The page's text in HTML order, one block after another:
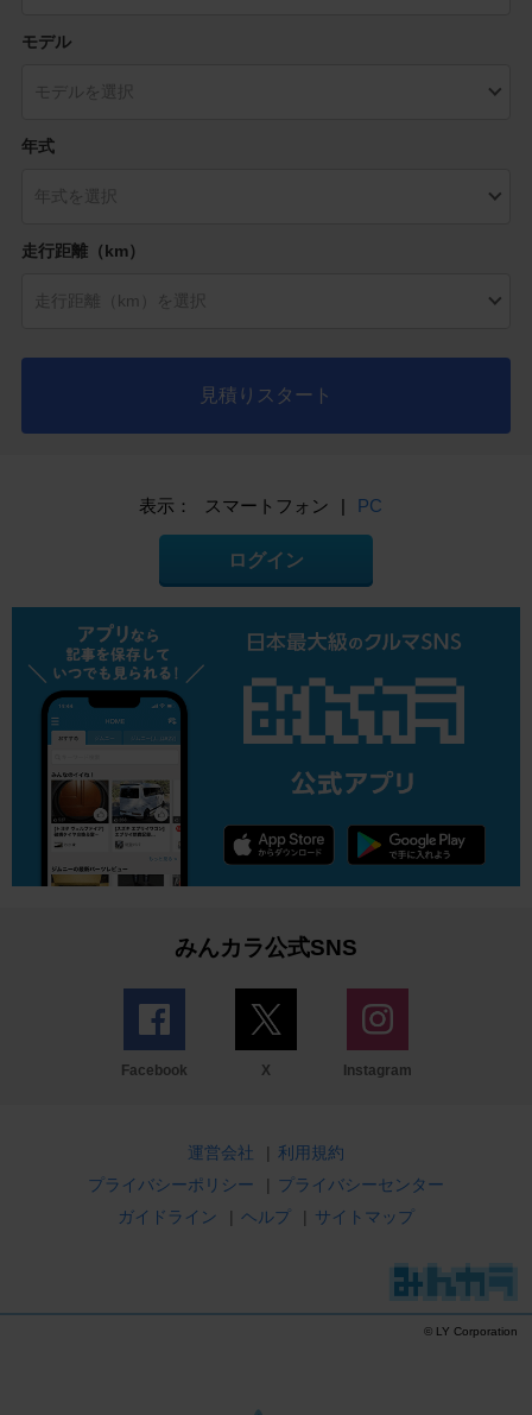
モデル
年式
走行距離（km）
見積りスタート
表示： スマートフォン | PC
ログイン
みんカラ公式SNS
Facebook X Instagram
運営会社 | 利用規約
プライバシーポリシー
| プライバシーセンター
ガイドライン
| ヘルプ | サイトマップ
© LY Corporation